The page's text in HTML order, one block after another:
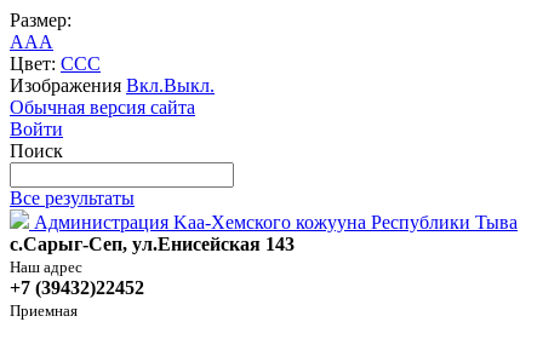
Размер:
AAA
Цвет: CCC
Изображения Вкл.Выкл.
Обычная версия сайта
Войти
Поиск
Все результаты
Администрация Kaa-Хемского кожууна Республики Тыва
с.Сарыг-Сеп, ул.Енисейская 143
Наш адрес
+7 (39432)22452
Приемная